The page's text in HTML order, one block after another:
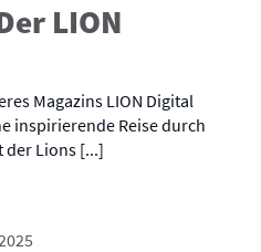
LION
Magazins LION Digital
inspirierende Reise durch
der Lions [...]